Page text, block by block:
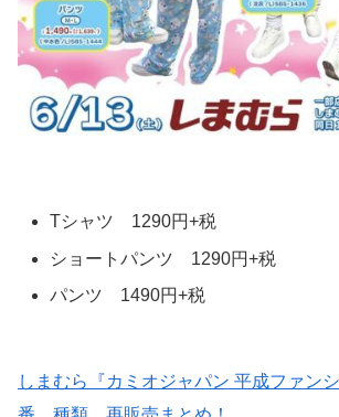
Tシャツ 1290円+税
ショートパンツ 1290円+税
パンツ 1490円+税
しまむら『カミオジャパン 平成ファン